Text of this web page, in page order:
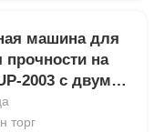
машина для
прочности на
2003 с двумя
/
торг